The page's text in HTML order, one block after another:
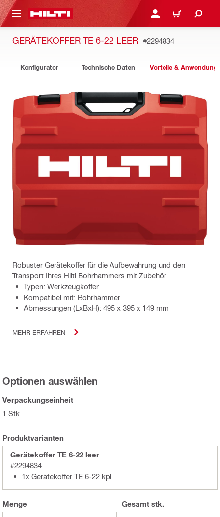
ANMELDEN ODER
WARENKORB
GERÄTEKOFFER TE 6-22 LEER #2294834
Konfigurator Technische Daten Vorteile &
Robuster Gerätekoffer für die Aufbewahrung und den
Transport Ihres Hilti Bohrhammers mit Zubehör
Typen: Werkzeugkoffer
Kompatibel mit: Bohrhämmer
Abmessungen (LxBxH): 495 x 395 x 149 mm
MEHR ERFAHREN
Optionen auswählen
Verpackungseinheit
1 Stk
Produktvarianten
Gerätekoffer TE 6-22 leer
#2294834
1x Gerätekoffer TE 6-22 kpl
Menge Gesamtstk.